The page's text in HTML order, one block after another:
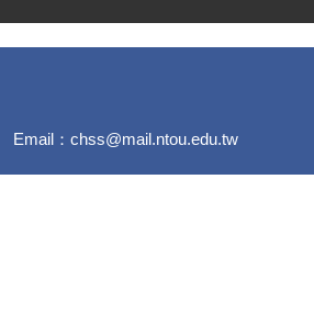
：chss@mail.ntou.edu.tw